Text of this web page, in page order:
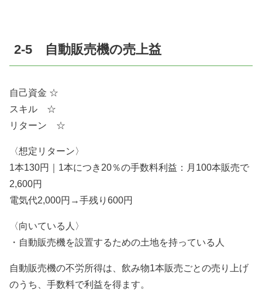
2-5 自動販売機の売上益
自己資金 ☆
スキル ☆
リターン ☆
〈想定リターン〉
1本130円｜1本につき20％の手数料利益：月100本販売で
2,600円
電気代2,000円→手残り600円
〈向いている人〉
・自動販売機を設置するための土地を持っている人
自動販売機の不労所得は、飲み物1本販売ごとの売り上げ
のうち、手数料で利益を得ます。